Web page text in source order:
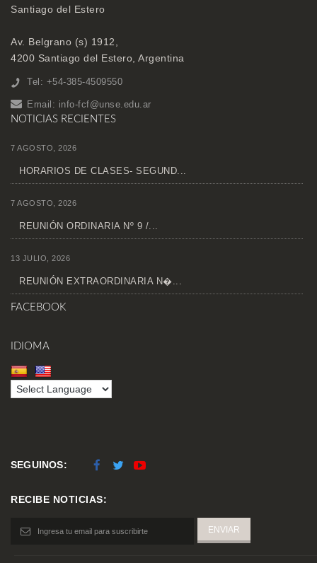
Santiago del Estero
Av. Belgrano (s) 1912,
4200 Santiago del Estero, Argentina
Tel: +54-385-4509550
Email: info-fcf@unse.edu.ar
NOTICIAS RECIENTES
7 AGOSTO, 2026
HORARIOS DE CLASES- SEGUND...
7 AGOSTO, 2026
REUNIÓN ORDINARIA Nº 9 /...
13 JULIO, 2026
REUNIÓN EXTRAORDINARIA N�...
FACEBOOK
IDIOMA
SEGUINOS:
RECIBE NOTICIAS: